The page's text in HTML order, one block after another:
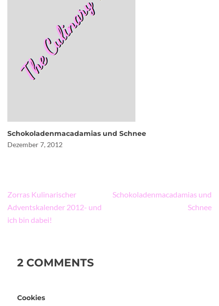
Schokoladenmacadamias und Schnee
Dezember 7, 2012
Beitragsnavigation
Zorras Kulinarischer
Adventskalender 2012- und
ich bin dabei!
Schokoladenmacadamias und
Schnee
2 COMMENTS
Cookies